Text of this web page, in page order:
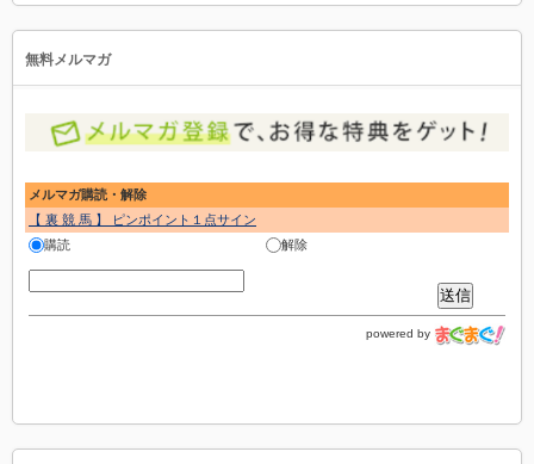
無料メルマガ
メルマガ購読・解除
【 裏 競 馬 】 ピンポイント１点サイン
購読
解除
powered by